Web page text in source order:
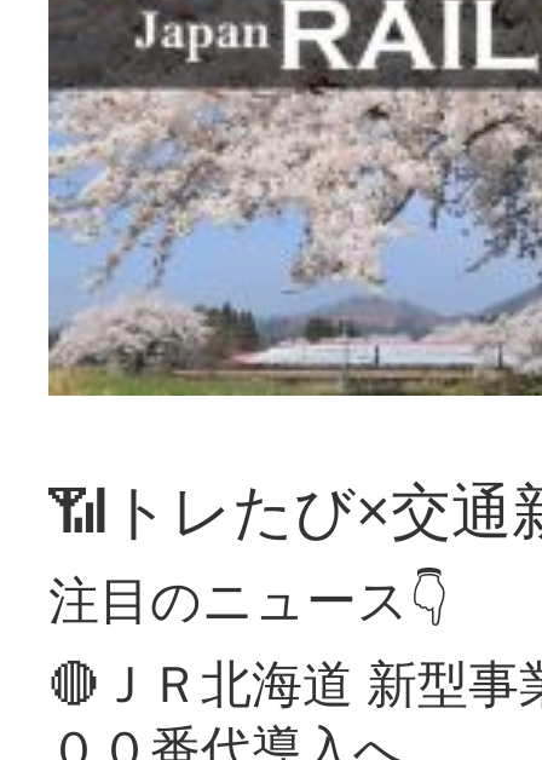
📶トレたび×交通
注目のニュース👇
🔴ＪＲ北海道 新型